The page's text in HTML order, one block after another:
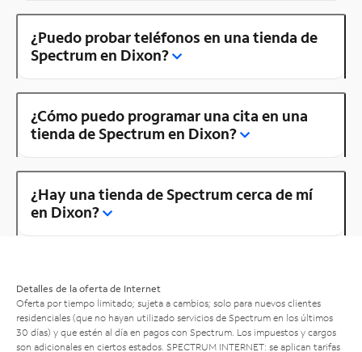
¿Puedo probar teléfonos en una tienda de
Spectrum en Dixon?
¿Cómo puedo programar una cita en una
tienda de Spectrum en Dixon?
¿Hay una tienda de Spectrum cerca de mí
en Dixon?
Detalles de la oferta de Internet
Oferta por tiempo limitado; sujeta a cambios; solo para nuevos clientes
residenciales (que no hayan utilizado servicios de Spectrum en los últimos
30 días) y que estén al día en pagos con Spectrum. Los impuestos y cargos
son adicionales en ciertos estados. SPECTRUM INTERNET: se aplican tarifas